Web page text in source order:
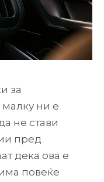
за
малку ни е
не стави
пред
дека ова е
повеќе